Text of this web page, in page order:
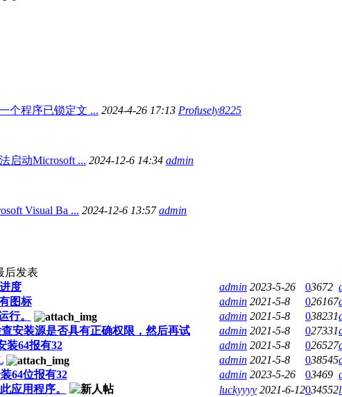
个程序已锁定文 ... 2024-4-26 17:13 Profusely8225
启动Microsoft ... 2024-12-6 14:34 admin
Visual Ba ... 2024-12-6 13:57admin
后发表
度
admin 2023-5-26 03672
图标
admin 2021-5-8 026167
行。
admin 2021-5-8 038231
安装源是否具有正确权限，然后再试
admin 2021-5-8 027331
装64报有32
admin 2021-5-8 026527
admin 2021-5-8 038545
64位报有32
admin 2023-5-26 03469
应用程序。
luckyyyy 2021-6-12034552